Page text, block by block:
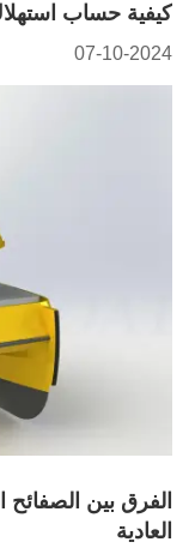
كيفية حساب
07-10-2024
الفرق بين الصفائح
العادية